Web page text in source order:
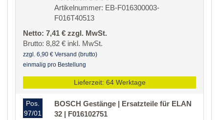
Artikelnummer: EB-F016300003-
F016T40513
Netto: 7,41 € zzgl. MwSt.
Brutto: 8,82 € inkl. MwSt.
zzgl. 6,90 € Versand (brutto)
einmalig pro Bestellung
Lieferzeit: 64 Werktage
Pos.
97/01
BOSCH Gestänge | Ersatzteile für ELAN
32 | F016102751